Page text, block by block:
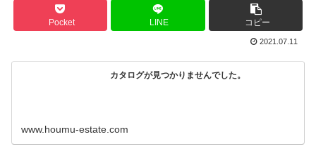
Pocket LINE コピー
2021.07.11
カタログが見つかりませんでした。
www.houmu-estate.com